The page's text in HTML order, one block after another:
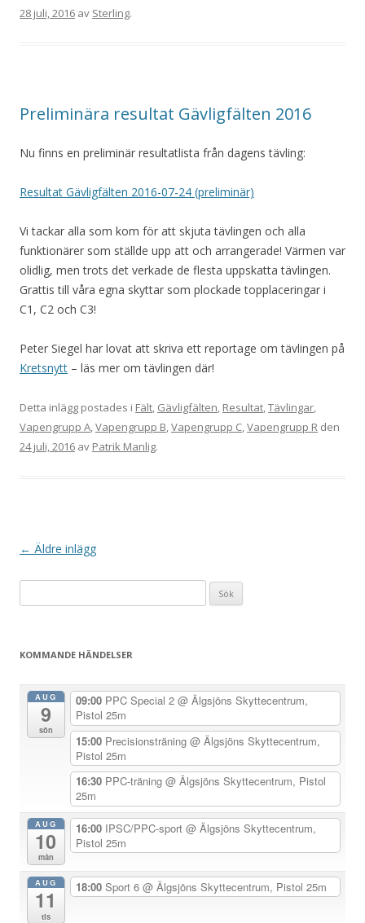
28 juli, 2016 av Sterling.
Preliminära resultat Gävligfälten 2016
Nu finns en preliminär resultatlista från dagens tävling:
Resultat Gävligfälten 2016-07-24 (preliminär)
Vi tackar alla som kom för att skjuta tävlingen och alla
funktionärer som ställde upp att och arrangerade! Värmen var
olidlig, men trots det verkade de flesta uppskatta tävlingen.
Grattis till våra egna skyttar som plockade topplaceringar i
C1, C2 och C3!
Peter Siegel har lovat att skriva ett reportage om tävlingen på
Kretsnytt – läs mer om tävlingen där!
Detta inlägg postades i Fält, Gävligfälten, Resultat,Tävlingar,
Vapengrupp A,Vapengrupp B,Vapengrupp C,Vapengrupp R den
24 juli, 2016 av Patrik Manlig.
I
g
s
i
← Äldre inlägg
efter:
KOMMANDE HÄNDELSER
AUG
9
sön
09:00 PPC Special 2 @ Älgsjöns Skyttecentrum,
Pistol 25m
15:00 Precisionsträning @ Älgsjöns Skyttecentrum,
Pistol 25m
16:30 PPC-träning @ Älgsjöns Skyttecentrum, Pistol
25m
AUG
10
mån
16:00 IPSC/PPC-sport @ Älgsjöns Skyttecentrum,
Pistol 25m
AUG
11
tis
18:00 Sport 6 @ Älgsjöns Skyttecentrum, Pistol 25m